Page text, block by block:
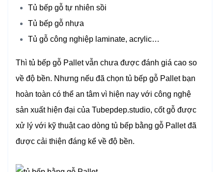
Tủ bếp gỗ tự nhiên sồi
Tủ bếp gỗ nhựa
Tủ gỗ công nghiệp laminate, acrylic…
Thì tủ bếp gỗ Pallet vẫn chưa được đánh giá cao so
về độ bền. Nhưng nếu đã chọn tủ bếp gỗ Pallet bạn
hoàn toàn có thể an tâm vì hiện nay với công nghệ
sản xuất hiện đại của Tubepdep.studio, cốt gỗ được
xử lý với kỹ thuật cao dòng tủ bếp bằng gỗ Pallet đã
được cải thiện đáng kể về độ bền.